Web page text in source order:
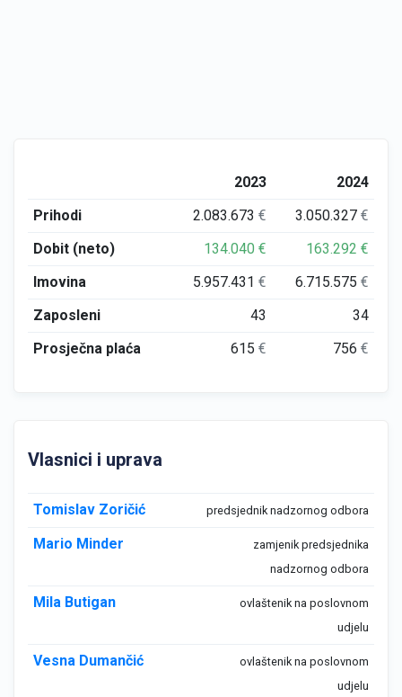
2023
2024
Prihodi
2.083.673€ 3.050.327€
Dobit (neto)
134.040€ 163.292€
Imovina
5.957.431€ 6.715.575€
Zaposleni
43
34
Prosječna plaća
615€ 756€
Vlasnici i uprava
Tomislav Zoričić predsjednik nadzornog odbora
Mario Minder
zamjenik predsjednika
nadzornog odbora
Mila Butigan
ovlaštenik na poslovnom
udjelu
Vesna Dumančić
ovlaštenik na poslovnom
udjelu